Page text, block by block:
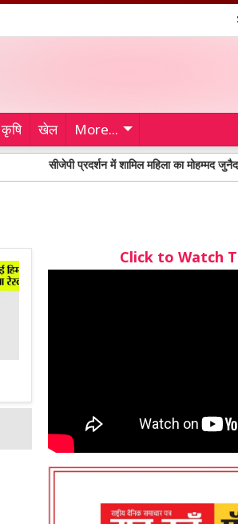
कृषि खेल More...
सीजेपी प्रदर्शन में शामिल महिला का मोहम्मद जुनैद पर
Click to Watch